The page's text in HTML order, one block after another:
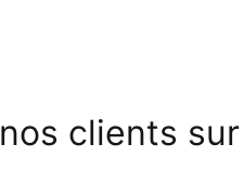
nos clients sur